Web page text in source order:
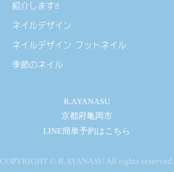
紹介します‼
ネイルデザイン
ネイルデザイン フットネイル
季節のネイル
R.AYANASU
京都府亀岡市
LINE簡単予約はこちら
COPYRIGHT © R.AYANASU All rights reserved.